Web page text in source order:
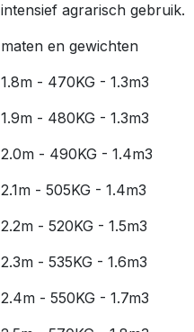
intensief agrarisch gebruik.
maten en gewichten
1.8m - 470KG - 1.3m3
1.9m - 480KG - 1.3m3
2.0m - 490KG - 1.4m3
2.1m - 505KG - 1.4m3
2.2m - 520KG - 1.5m3
2.3m - 535KG - 1.6m3
2.4m - 550KG - 1.7m3